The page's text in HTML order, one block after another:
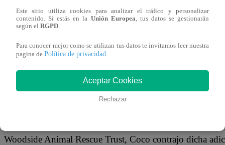
ha sido diagnosticado con problemas de alcoholismo.
Woodside Animal Rescue Trust, Coco contrajo dicha
Este sitio utiliza cookies para analizar el tráfico y personalizar
contenido. Si estás en la Unión Europea, tus datos se gestionarán
según el RGPD.
Para conocer mejor como se utilizan tus datos te invitamos leer nuestra
pagina de Política de privacidad.
Aceptar Cookies
Rechazar